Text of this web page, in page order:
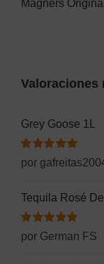
Magners Original
Valoraciones
Grey Goose 1L
Valorado
con
5de 5
por
Tequila Rosé
Valorado
con
por German FS